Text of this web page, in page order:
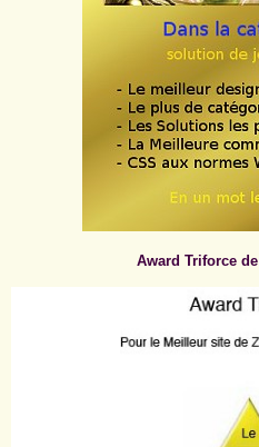
Award Triforce de